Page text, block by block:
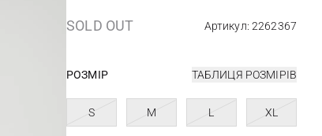
SOLD OUT Артикул: 2262367
РОЗМІР ТАБЛИЦЯ РОЗМІРІВ
S M L XL